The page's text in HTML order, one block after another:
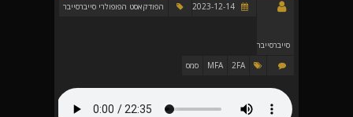
סייברסייבר
הפודקאסט הפופולרי סייברסייבר
2FA
MFA סמס